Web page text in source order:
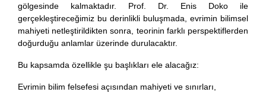
gölgesinde kalmaktadır. Prof. Dr. Enis Doko ile
gerçekleştireceğimiz bu derinlikli buluşmada, evrimin bilimsel
mahiyeti netleştirildikten sonra, teorinin farklı perspektiflerden
doğurduğu anlamlar üzerinde durulacaktır.
Bu kapsamda özellikle şu başlıkları ele alacağız:
Evrimin bilim felsefesi açısından mahiyeti ve sınırları,